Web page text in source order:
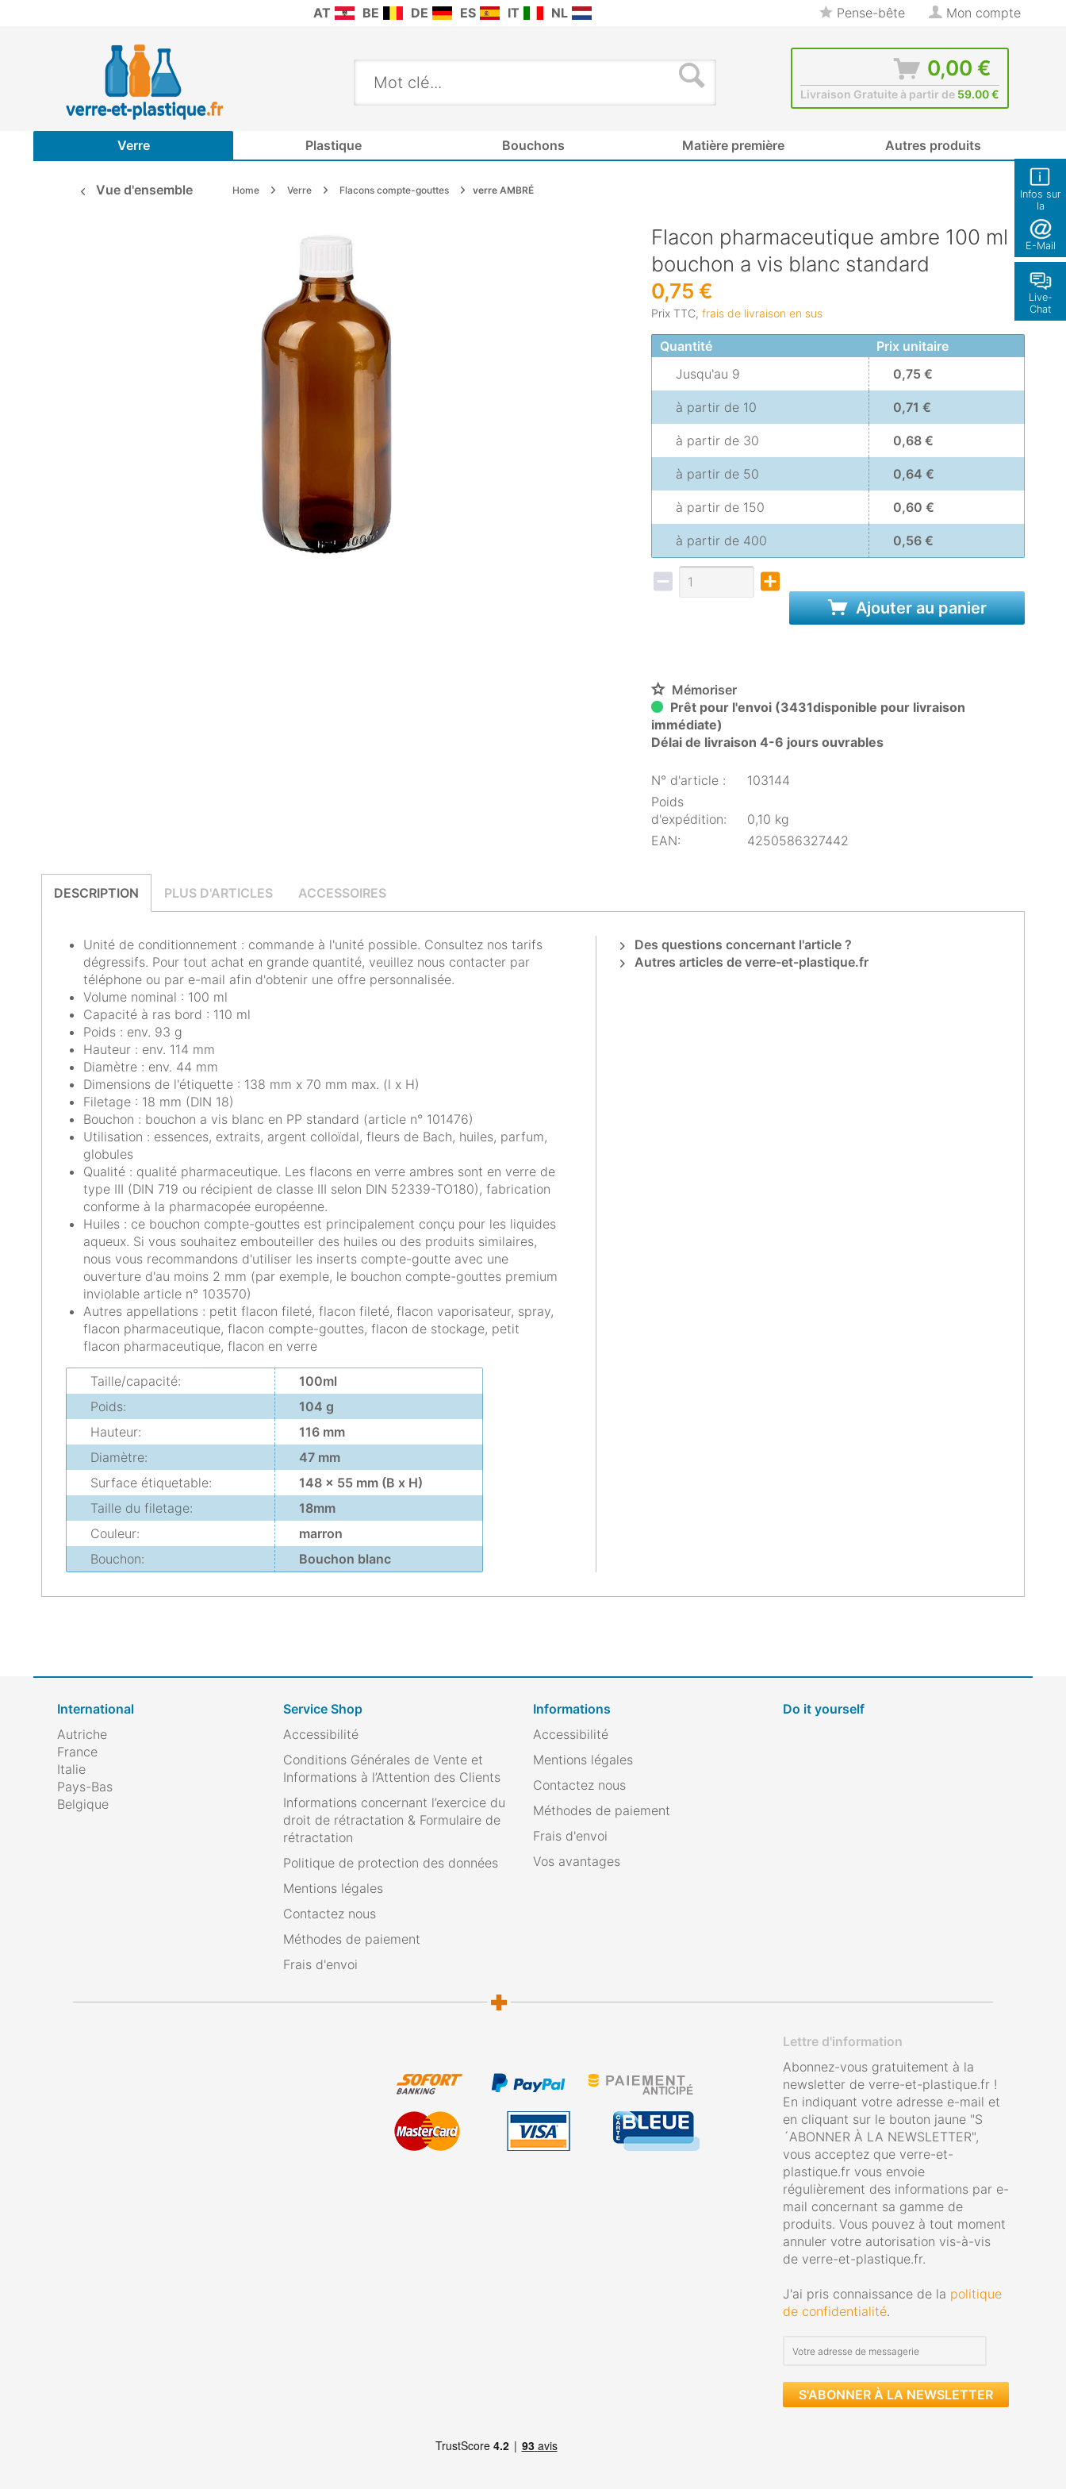
Infos sur
la
boutique
E-Mail
Live-
Chat
AT BE DE ES IT NL Pense-bête Mon compte
0,00 €
Livraison Gratuite à partir de 59.00 €
Verre Plastique Bouchons Matière première Autres produits
Vue d'ensemble Home Verre Flacons compte-gouttes verre AMBRÉ
Flacon pharmaceutique ambre 100 ml
bouchon a vis blanc standard
0,75 €
Prix TTC, frais de livraison en sus
Quantité
Prix unitaire
Jusqu'au 9 0,75 €
à partir de 10 0,71 €
à partir de 30 0,68 €
à partir de 50 0,64 €
à partir de 150 0,60 €
à partir de 400 0,56 €
Ajouter au panier
Mémoriser
Prêt pour l'envoi (3431disponible pour livraison
immédiate)
Délai de livraison 4-6 jours ouvrables
N° d'article :
103144
Poids
d'expédition:
0,10 kg
EAN:
4250586327442
DESCRIPTION PLUS D'ARTICLES ACCESSOIRES
Unité de conditionnement : commande à l'unité possible. Consultez nos tarifs
dégressifs. Pour tout achat en grande quantité, veuillez nous contacter par
téléphone ou par e-mail afin d'obtenir une offre personnalisée.
Volume nominal : 100 ml
Capacité à ras bord : 110 ml
Poids : env. 93 g
Hauteur : env. 114 mm
Diamètre : env. 44 mm
Dimensions de l'étiquette : 138 mm x 70 mm max. (l x H)
Filetage : 18 mm (DIN 18)
Bouchon : bouchon a vis blanc en PP standard (article n° 101476)
Utilisation : essences, extraits, argent colloïdal, fleurs de Bach, huiles, parfum,
globules
Qualité : qualité pharmaceutique. Les flacons en verre ambres sont en verre de
type III (DIN 719 ou récipient de classe III selon DIN 52339-TO180), fabrication
conforme à la pharmacopée européenne.
Huiles : ce bouchon compte-gouttes est principalement conçu pour les liquides
aqueux. Si vous souhaitez embouteiller des huiles ou des produits similaires,
nous vous recommandons d'utiliser les inserts compte-goutte avec une
ouverture d'au moins 2 mm (par exemple, le bouchon compte-gouttes premium
inviolable article n° 103570)
Autres appellations : petit flacon fileté, flacon fileté, flacon vaporisateur, spray,
flacon pharmaceutique, flacon compte-gouttes, flacon de stockage, petit
flacon pharmaceutique, flacon en verre
Taille/capacité:
100ml
Poids:
104 g
Hauteur:
116 mm
Diamètre:
47 mm
Surface étiquetable:
148 x 55 mm (B x H)
Taille du filetage:
18mm
Couleur:
marron
Bouchon:
Bouchon blanc
Des questions concernant l'article ?
Autres articles de verre-et-plastique.fr
International
Autriche
France
Italie
Pays-Bas
Belgique
Service Shop
Accessibilité
Conditions Générales de Vente et
Informations à l’Attention des Clients
Informations concernant l’exercice du
droit de rétractation & Formulaire de
rétractation
Politique de protection des données
Mentions légales
Contactez nous
Méthodes de paiement
Frais d'envoi
Informations
Accessibilité
Mentions légales
Contactez nous
Méthodes de paiement
Frais d'envoi
Vos avantages
Do it yourself
Lettre d'information
Abonnez-vous gratuitement à la
newsletter de verre-et-plastique.fr !
En indiquant votre adresse e-mail et
en cliquant sur le bouton jaune "S
´ABONNER À LA NEWSLETTER",
vous acceptez que verre-et-
plastique.fr vous envoie
régulièrement des informations par e-
mail concernant sa gamme de
produits. Vous pouvez à tout moment
annuler votre autorisation vis-à-vis
de verre-et-plastique.fr.
J'ai pris connaissance de la politique
de confidentialité.
S'ABONNER À LA NEWSLETTER